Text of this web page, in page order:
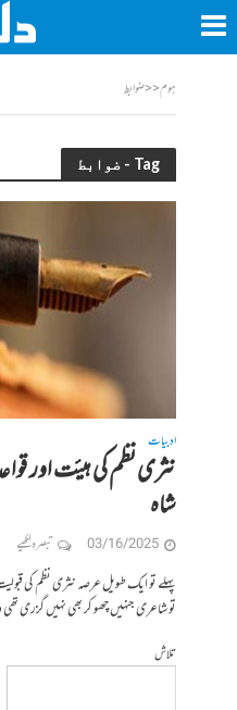
ہوم<<ضوابط
Tag - ضوابط
ادبیات
نثری نظم کی ہیئت اور
شاہ
03/16/2025 تبصرہ لکھیے
پہلے تو ایک طویل عرصہ نثری نظم کی
تو شاعری جنہیں چھو کر بھی نہیں گزری
تلاش